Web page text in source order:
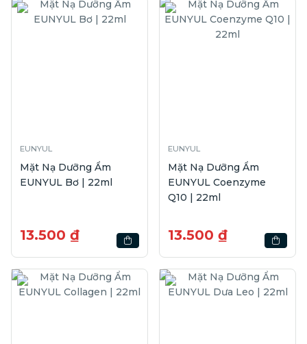
EUNYUL
Mặt Nạ Dưỡng Ẩm
EUNYUL Bơ | 22ml
13.500 ₫
EUNYUL
Mặt Nạ Dưỡng Ẩm
EUNYUL Coenzyme
Q10 | 22ml
13.500 ₫